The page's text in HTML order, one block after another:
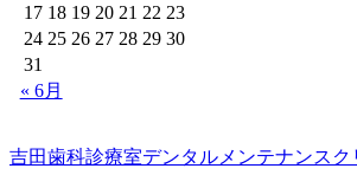
17 18 19 20 21 22 23
24 25 26 27 28 29 30
31
« 6月
吉田歯科診療室デンタルメンテナンスク